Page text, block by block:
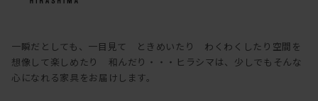
一瞬だとしても、一目見て ときめいたり わくわくしたり空間を
想像して楽しめたり 和んだり・・・ヒラシマは、少しでもそんな
心になれる家具をお届けします。